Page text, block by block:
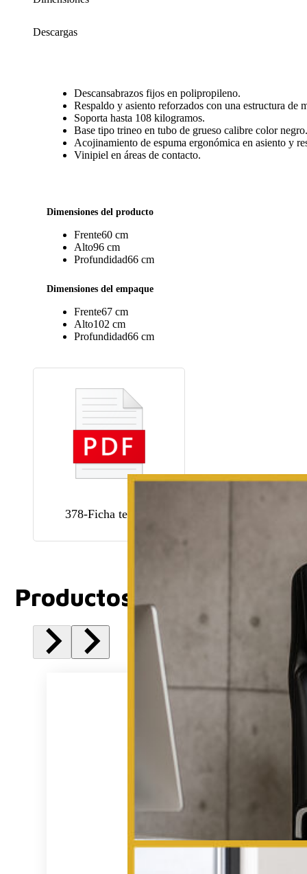
Descargas
Descansabrazos fijos en polipropileno.
Respaldo y asiento reforzados con una estructura de
Soporta hasta 108 kilogramos.
Base tipo trineo en tubo de grueso calibre color negro.
Acojinamiento de espuma ergonómica en asiento y
Vinipiel en áreas de contacto.
Dimensiones del producto
Frente60 cm
Alto96 cm
Profundidad66 cm
Dimensiones del empaque
Frente67 cm
Alto102 cm
Profundidad66 cm
378-Ficha tecnica
Productos Relacionados